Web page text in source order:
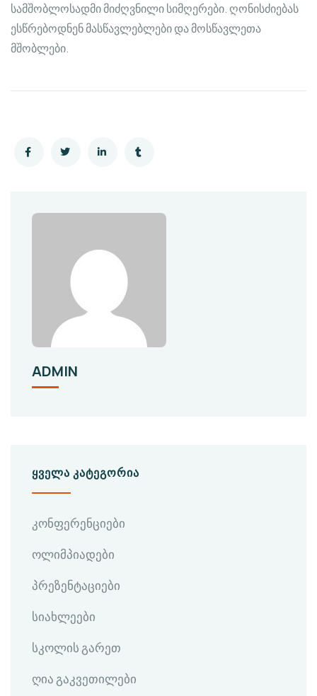
სამშობლოსადმი მიძღვნილი სიმღერები. ღონისძიებას
ესწრებოდნენ მასწავლებლები და მოსწავლეთა
მშობლები.
ADMIN
ᲧᲕᲔᲚᲐ ᲙᲐᲢᲔᲒᲝᲠᲘᲐ
კონფერენციები
ოლიმპიადები
პრეზენტაციები
სიახლეები
სკოლის გარეთ
ღია გაკვეთილები